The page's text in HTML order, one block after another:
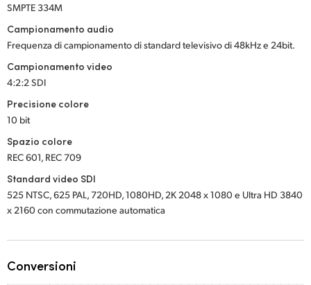
SMPTE 334M
Campionamento audio
Frequenza di campionamento di standard televisivo di 48kHz e 24bit.
Campionamento video
4:2:2 SDI
Precisione colore
10 bit
Spazio colore
REC 601, REC 709
Standard video SDI
525 NTSC, 625 PAL, 720HD, 1080HD, 2K 2048 x 1080 e Ultra HD 3840
x 2160 con commutazione automatica
Conversioni